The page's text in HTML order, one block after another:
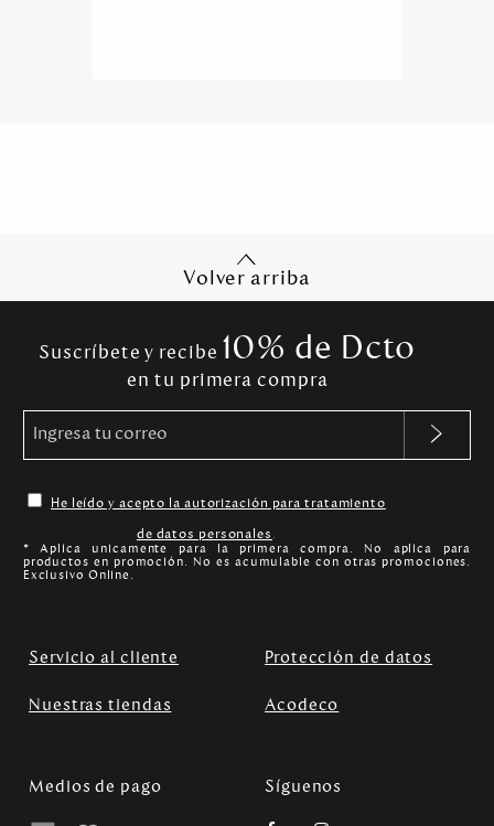
Volver arriba
Suscríbete y recibe 10% de Dcto
en tu primera compra
He leído y acepto la autorización para tratamiento
de datos personales.
* Aplica unicamente para la primera compra. No aplica para
productos en promoción. No es acumulable con otras promociones.
Exclusivo Online.
Servicio al cliente Protección de datos
Nuestras tiendas Acodeco
Medios de pago Síguenos